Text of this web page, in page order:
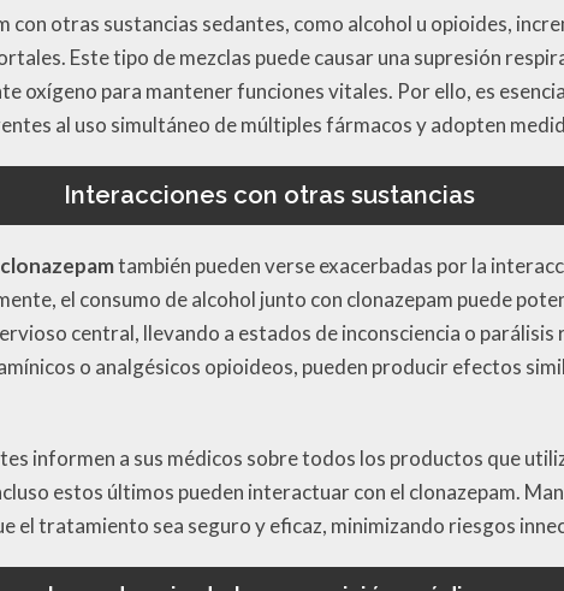
con otras sustancias sedantes, como alcohol u opioides,
Este tipo de mezclas puede causar una supresión
oxígeno para mantener funciones vitales. Por ello, es
al uso simultáneo de múltiples fármacos y adopten
Interacciones con otras sustancias
también pueden verse exacerbadas por la
el consumo de alcohol junto con clonazepam puede
central, llevando a estados de inconsciencia o
o analgésicos opioideos, pueden producir efectos
informen a sus médicos sobre todos los productos que
estos últimos pueden interactuar con el clonazepam.
el tratamiento sea seguro y eficaz, minimizando riesgos